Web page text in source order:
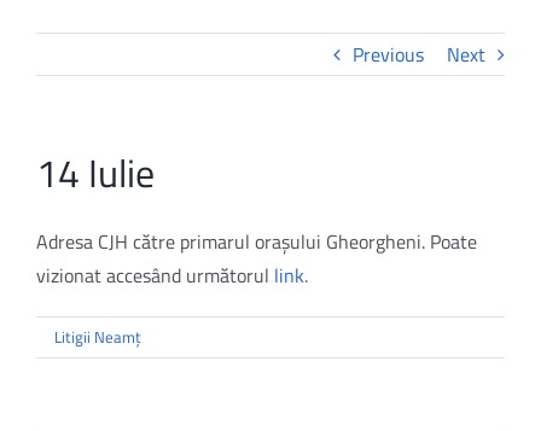
Previous Next
14 Iulie
Adresa CJH către primarul orașului Gheorgheni. Poate
vizionat accesând următorul link.
Litigii Neamț